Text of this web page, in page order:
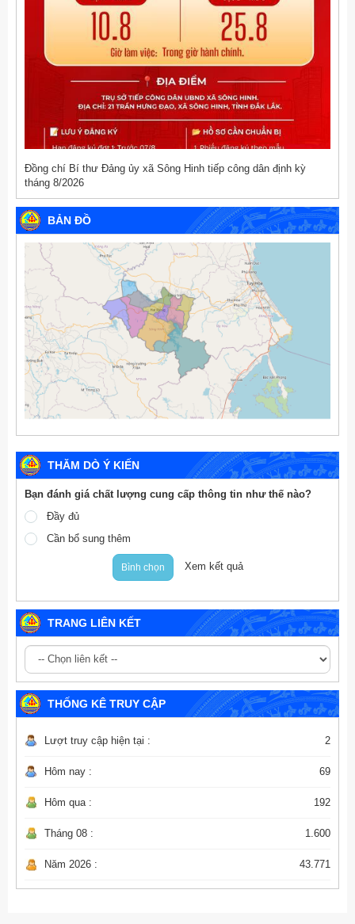
Đồng chí Bí thư Đảng ủy xã Sông Hinh tiếp công dân định kỳ
tháng 8/2026
BẢN ĐỒ
THĂM DÒ Ý KIẾN
Bạn đánh giá chất lượng cung cấp thông tin như thế nào?
Đầy đủ
Cần bổ sung thêm
Bình chọn Xem kết quả
TRANG LIÊN KẾT
THỐNG KÊ TRUY CẬP
Lượt truy cập hiện tại : 2
Hôm nay : 69
Hôm qua : 192
Tháng 08 : 1.600
Năm 2026 : 43.771